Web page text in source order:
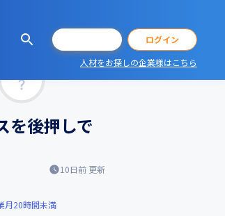
ログイン
人材をお探しの企業様はこちら
を後押しで
10日前 更新
月20時間未満